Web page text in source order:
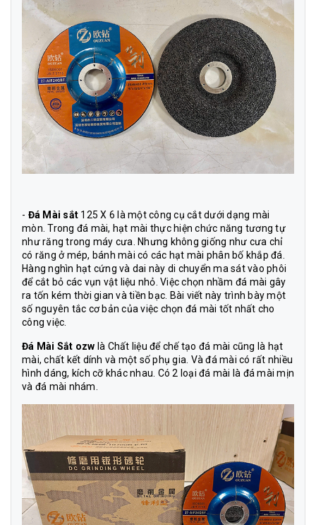
- Đá Mài sắt 125 X 6 là một công cụ cắt dưới dạng mài
mòn. Trong đá mài, hạt mài thực hiện chức năng tương tự
như răng trong máy cưa. Nhưng không giống như cưa chỉ
có răng ở mép, bánh mài có các hạt mài phân bố khắp đá.
Hàng nghìn hạt cứng và dai này di chuyển ma sát vào phôi
để cắt bỏ các vụn vật liệu nhỏ. Việc chọn nhầm đá mài gây
ra tốn kém thời gian và tiền bạc. Bài viết này trình bày một
số nguyên tắc cơ bản của việc chọn đá mài tốt nhất cho
công việc.
Đá Mài Sắt ozw là Chất liệu để chế tạo đá mài cũng là hạt
mài, chất kết dính và một số phụ gia. Và đá mài có rất nhiều
hình dáng, kích cỡ khác nhau. Có 2 loại đá mài là đá mài mịn
và đá mài nhám.